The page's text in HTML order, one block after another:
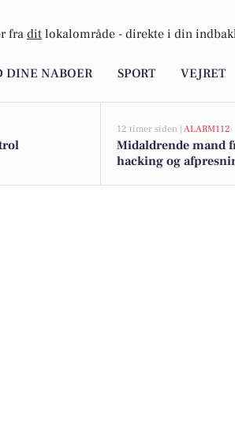
fra dit lokalområde - direkte i din
DINE NABOER SPORT VEJRET
12 timer siden | ALARM112
Midaldrende mand
hacking og